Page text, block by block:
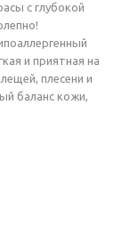
с глубокой
и приятная на
плесени и
баланс кожи,